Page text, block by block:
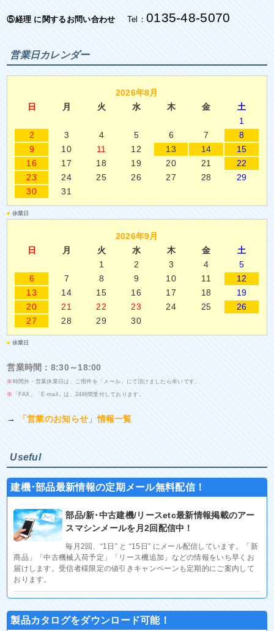
⑤経理 に関するお問い合わせ Tel： 0135-48-5070
営業日カレンダー
2026年8月
日
月 火 水 木 金
土
1
2
3 4 5 6 7
8
9
10 11 12 13 14
15
16
17 18 19 20 21
22
23
24 25 26 27 28
29
30
31
■ 休業日
2026年9月
日
月 火 水 木 金
土
1
2 3 4
5
6
7 8 9 10 11
12
13
14 15 16 17 18
19
20
21 22 23 24 25
26
27
28 29 30
■ 休業日
営業時間：8:30～18:00
※ 時間外・営業休業日は、ご用件を「メール」にて頂けましたら幸いです。
※ 「FAX」「E-mail」は、24時間受付しております。
→ 「営業のお知らせ」情報一覧
Useful
建機･部品最新情報の定期メール無料配信！
部品/新･中古建機/リースetc最新情報掲載のアー
スマシンメールを月2回配信中！
毎月2回、“1日” と “15日” にメール配信しています。「新
商品」「中古機械入荷予定」「リース機追加」などの情報をいち早くお
届けします。受信者様限定の値引きキャンペーンも定期的にご案内して
おります。
製品カタログをダウンロード可能！